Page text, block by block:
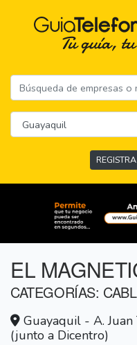
EL
CATEGORÍAS:
Guayaquil - A. Juan
(junto a Dicentro)